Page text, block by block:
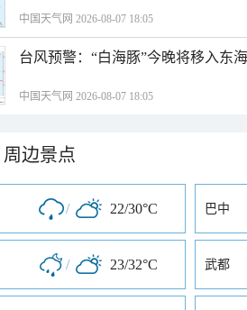
中国天气网 2026-08-07 18:05
台风预警：“白海豚”今晚将移入东
中国天气网 2026-08-07 18:05
周边景点
/ 22/30°C 巴中
/ 23/32°C 武都